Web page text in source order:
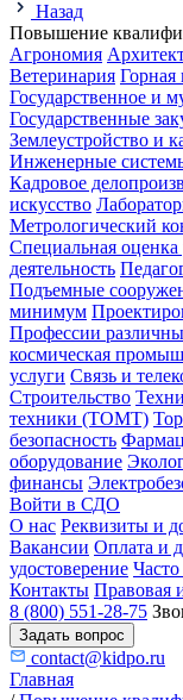
Назад
Повышение
Агрономия
Ветеринария Горная
Государственное и
Государственные
Землеустройство и
Инженерные
Кадровое
искусство
Метрологический
Специальная
деятельность
Подъемные
минимум
Профессии
космическая
услуги Связь и
Строительство
техники (ТОМТ)
безопасность
оборудование
финансы
Войти в СДО
О нас Реквизиты и
Вакансии Оплата и
удостоверение
Контакты Правовая
8 (800) 551-28-75
Задать вопрос
contact@kidpo.ru
Главная